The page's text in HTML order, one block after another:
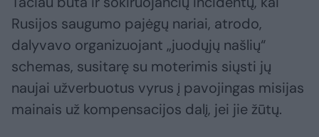
Rusijos saugumo pajėgų nariai, atrodo,
dalyvavo organizuojant „juodųjų našlių“
schemas, susitarę su moterimis siųsti jų
naujai užverbuotus vyrus į pavojingas misijas
mainais už kompensacijos dalį, jei jie žūtų.